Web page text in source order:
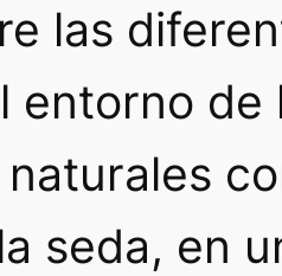
las
entorno
seda, en